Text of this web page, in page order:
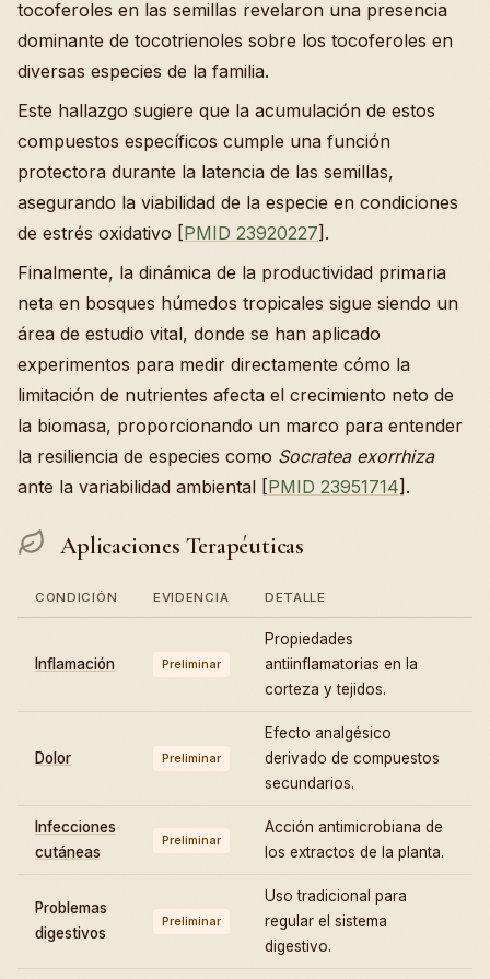
tocoferoles en las semillas revelaron una presencia
dominante de tocotrienoles sobre los tocoferoles en
diversas especies de la familia.
Este hallazgo sugiere que la acumulación de estos
compuestos específicos cumple una función
protectora durante la latencia de las semillas,
asegurando la viabilidad de la especie en condiciones
de estrés oxidativo [PMID 23920227].
Finalmente, la dinámica de la productividad primaria
neta en bosques húmedos tropicales sigue siendo un
área de estudio vital, donde se han aplicado
experimentos para medir directamente cómo la
limitación de nutrientes afecta el crecimiento neto de
la biomasa, proporcionando un marco para entender
la resiliencia de especies como Socratea exorrhiza
ante la variabilidad ambiental [PMID 23951714].
Aplicaciones Terapéuticas
CONDICIÓN EVIDENCIA DETALLE
Inflamación Preliminar
Propiedades
antiinflamatorias en la
corteza y tejidos.
Dolor Preliminar
Efecto analgésico
derivado de compuestos
secundarios.
Infecciones
cutáneas
Preliminar
Acción antimicrobiana de
los extractos de la planta.
Problemas
digestivos
Preliminar
Uso tradicional para
regular el sistema
digestivo.